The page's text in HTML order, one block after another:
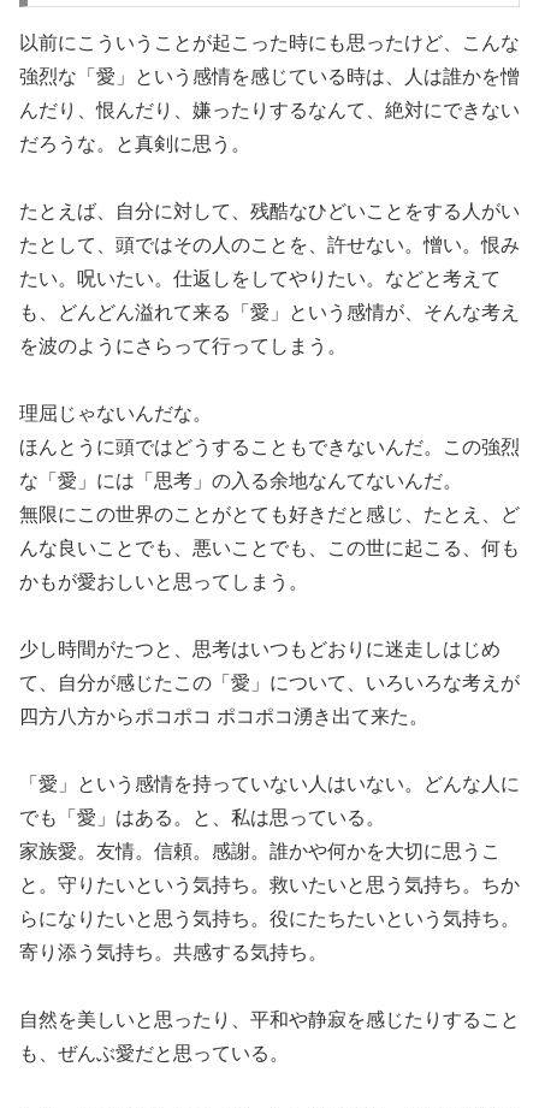
以前にこういうことが起こった時にも思ったけど、こんな
強烈な「愛」という感情を感じている時は、人は誰かを憎
んだり、恨んだり、嫌ったりするなんて、絶対にできない
だろうな。と真剣に思う。
たとえば、自分に対して、残酷なひどいことをする人がい
たとして、頭ではその人のことを、許せない。憎い。恨み
たい。呪いたい。仕返しをしてやりたい。などと考えて
も、どんどん溢れて来る「愛」という感情が、そんな考え
を波のようにさらって行ってしまう。
理屈じゃないんだな。
ほんとうに頭ではどうすることもできないんだ。この強烈
な「愛」には「思考」の入る余地なんてないんだ。
無限にこの世界のことがとても好きだと感じ、たとえ、ど
んな良いことでも、悪いことでも、この世に起こる、何も
かもが愛おしいと思ってしまう。
少し時間がたつと、思考はいつもどおりに迷走しはじめ
て、自分が感じたこの「愛」について、いろいろな考えが
四方八方からポコポコ ポコポコ湧き出て来た。
「愛」という感情を持っていない人はいない。どんな人に
でも「愛」はある。と、私は思っている。
家族愛。友情。信頼。感謝。誰かや何かを大切に思うこ
と。守りたいという気持ち。救いたいと思う気持ち。ちか
らになりたいと思う気持ち。役にたちたいという気持ち。
寄り添う気持ち。共感する気持ち。
自然を美しいと思ったり、平和や静寂を感じたりすること
も、ぜんぶ愛だと思っている。